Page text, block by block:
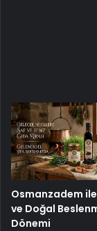
Osmanzadem ile
ve Doğal
Dönemi